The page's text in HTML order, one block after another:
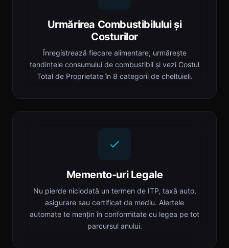
Urmărirea Combustibilului și
Costurilor
Înregistrează fiecare alimentare, urmărește
tendințele consumului de combustibil și vezi Costul
Total de Proprietate în 8 categorii de cheltuieli.
Memento-uri Legale
Nu pierde niciodată un termen de ITP, taxă auto,
asigurare sau certificat de mediu. Alertele
automate te mențin în conformitate cu legea pe tot
parcursul anului.